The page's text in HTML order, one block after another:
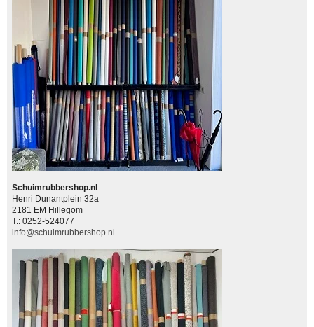
Schuimrubbershop.nl
Henri Dunantplein 32a
2181 EM Hillegom
T.: 0252-524077
info@schuimrubbershop.nl